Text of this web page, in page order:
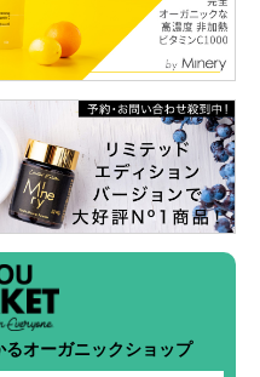
オーガニックショップ